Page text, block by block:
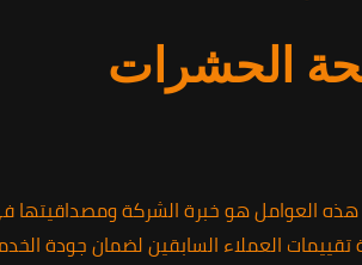
الحشرات
العوامل هو خبرة الشركة
العملاء السابقين لضمان جودة